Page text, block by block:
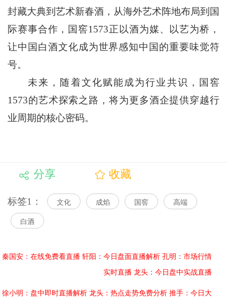
封藏大典到艺术新春酒，从海外艺术阵地布局到国
际赛事合作，国窖1573正以酒为媒、以艺为桥，
让中国白酒文化成为世界感知中国的重要味觉符
号。
未来，随着文化赋能成为行业共识，国窖
1573的艺术探索之路，将为更多酒企提供穿越行
业周期的核心密码。
分享 收藏
标签1： 文化 成焰 国窖 高端
白酒
秦国安：在线免费看直播 轩阳：今日盘面直播解析 孔明：市场行情
实时直播 龙头：今日盘中实战直播
徐小明：盘中即时直播解析 龙头：热点走势免费分析 推手：今日大